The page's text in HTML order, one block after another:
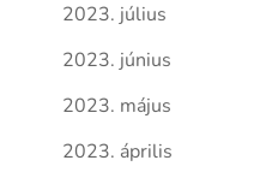
2023. július
2023. június
2023. május
2023. április